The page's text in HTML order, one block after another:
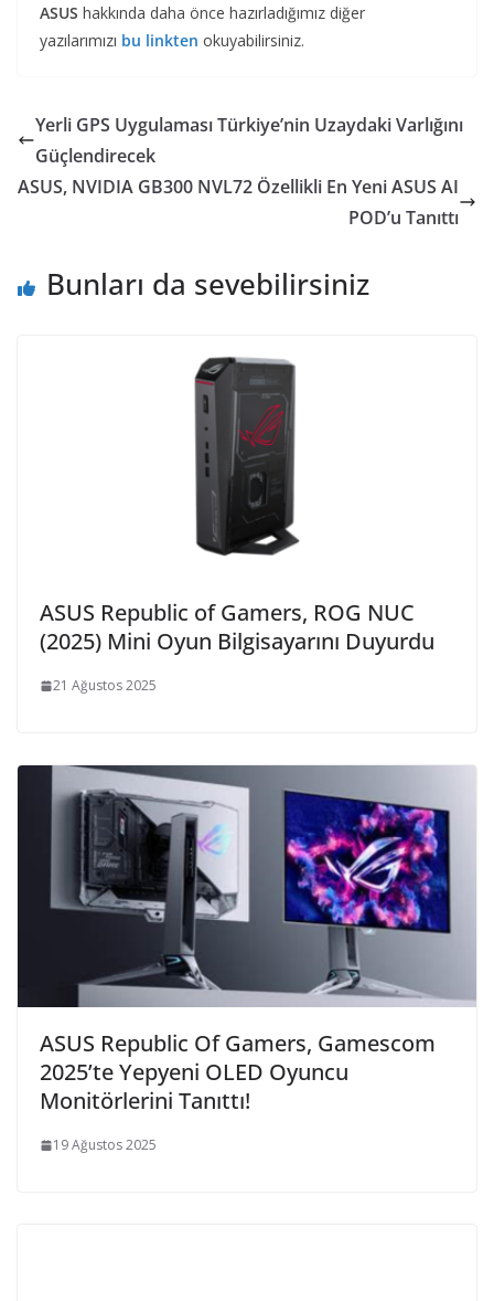
ASUS hakkında daha önce hazırladığımız diğer
yazılarımızı bu linkten okuyabilirsiniz.
Yerli GPS Uygulaması Türkiye’nin Uzaydaki Varlığını
Güçlendirecek
ASUS, NVIDIA GB300 NVL72 Özellikli En Yeni ASUS AI
POD’u Tanıttı
Bunları da sevebilirsiniz
ASUS Republic of Gamers, ROG NUC
(2025) Mini Oyun Bilgisayarını Duyurdu
21 Ağustos 2025
ASUS Republic Of Gamers, Gamescom
2025’te Yepyeni OLED Oyuncu
Monitörlerini Tanıttı!
19 Ağustos 2025